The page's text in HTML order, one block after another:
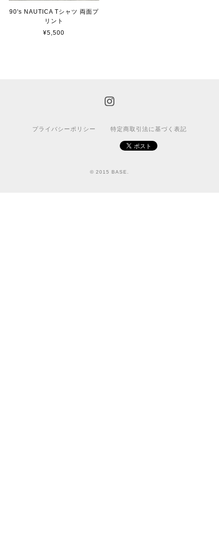
90's NAUTICA Tシャツ 両面プ
リント
¥5,500
プライバシーポリシー 特定商取引法に基づく表記
© 2015 BASE.